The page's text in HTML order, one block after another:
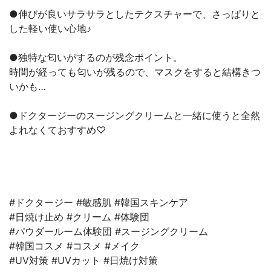
●伸びが良いサラサラとしたテクスチャーで、さっぱりと
した軽い使い心地♪
●独特な匂いがするのが残念ポイント。
時間が経っても匂いが残るので、マスクをすると結構きつ
いかも…
●ドクタージーのスージングクリームと一緒に使うと全然
よれなくておすすめ♡
#ドクタージー #敏感肌 #韓国スキンケア
#日焼け止め #クリーム #体験団
#パウダールーム体験団 #スージングクリーム
#韓国コスメ #コスメ #メイク
#UV対策 #UVカット #日焼け対策